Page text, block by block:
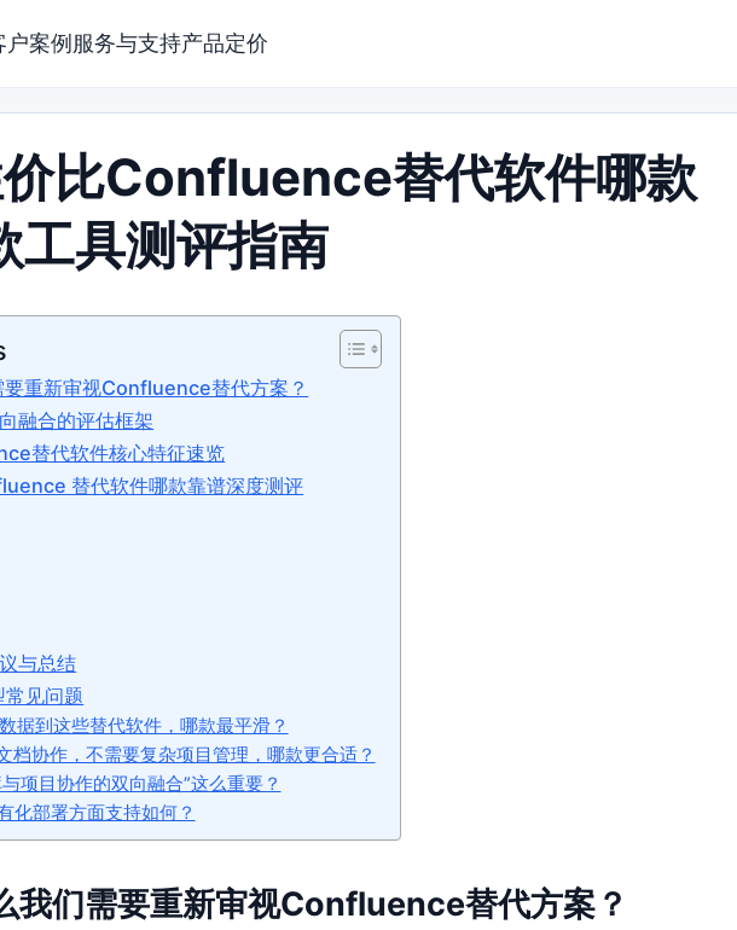
户案例 服务与支持产品定价
比Confluence替代软件哪款
工具测评指南
重新审视Confluence替代方案？
融合的评估框架
替代软件核心特征速览
替代软件哪款靠谱深度测评
与总结
见问题
据到这些替代软件，哪款最平滑？
档协作，不需要复杂项目管理，哪款更合适？
项目协作的双向融合”这么重要？
化部署方面支持如何？
我们需要重新审视Confluence替代方案？